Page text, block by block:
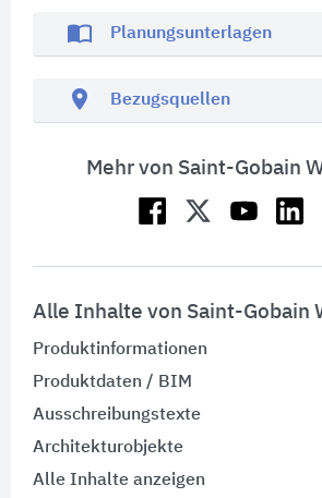
import_contacts Planungsunterlagen
location_on Bezugsquellen
Mehr von Saint-Gobain
Alle Inhalte von Saint-Gobain
Produktinformationen
Produktdaten / BIM
Ausschreibungstexte
Architekturobjekte
Alle Inhalte anzeigen